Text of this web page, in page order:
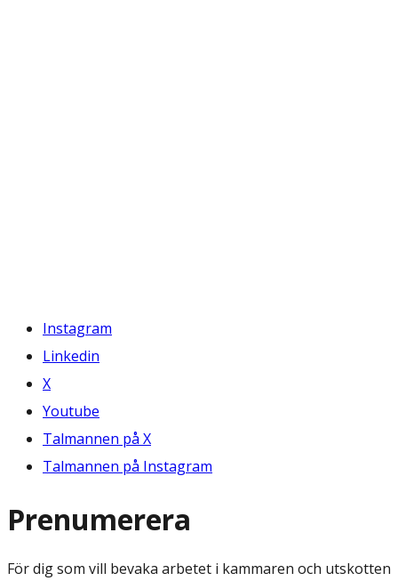
Instagram
Linkedin
X
Youtube
Talmannen på X
Talmannen på Instagram
Prenumerera
För dig som vill bevaka arbetet i kammaren och utskotten